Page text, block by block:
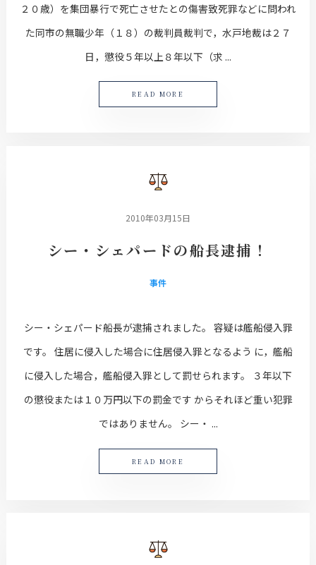
２０歳）を集団暴行で死亡させたとの傷害致死罪などに問われ
た同市の無職少年（１８）の裁判員裁判で，水戸地裁は２７
日，懲役５年以上８年以下（求 ...
READ MORE
2010年03月15日
シー・シェパードの船長逮捕！
事件
シー・シェパード船長が逮捕されました。 容疑は艦船侵入罪
です。 住居に侵入した場合に住居侵入罪となるよう に，艦船
に侵入した場合，艦船侵入罪として罰せられます。 ３年以下
の懲役または１０万円以下の罰金です からそれほど重い犯罪
ではありません。 シー・ ...
READ MORE